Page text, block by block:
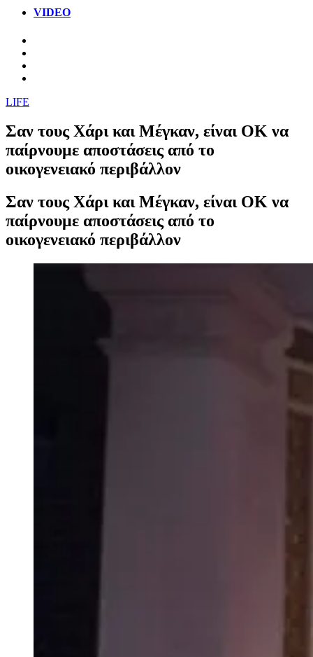
VIDEO
LIFE
Σαν τους Χάρι και Μέγκαν, είναι ΟΚ να
παίρνουμε αποστάσεις από το
οικογενειακό περιβάλλον
Σαν τους Χάρι και Μέγκαν, είναι ΟΚ να
παίρνουμε αποστάσεις από το
οικογενειακό περιβάλλον